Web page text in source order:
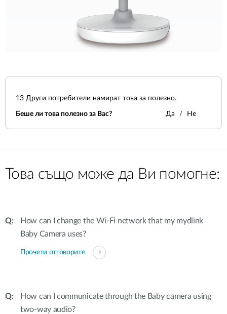
13 Други потребители намират това за полезно.
Беше ли това полезно за Вас? Да Не
Това също може да Ви помогне:
How can I change the Wi-Fi network that my mydlink
Baby Camera uses?
Прочети отговорите
How can I communicate through the Baby camera using
two-way audio?